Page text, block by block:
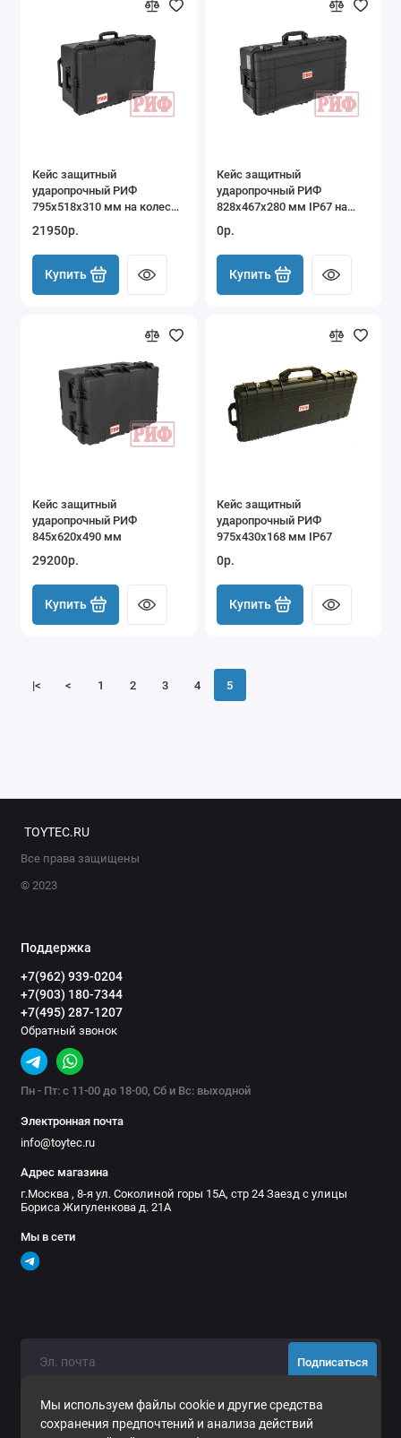
Кейс защитный
ударопрочный РИФ
795x518x310 мм на колесах
IP67
21950р.
Купить
Кейс защитный
ударопрочный РИФ
828х467х280 мм IP67 на
ручкой
0р.
Купить
Кейс защитный
ударопрочный РИФ
845x620x490 мм
29200р.
Купить
Кейс защитный
ударопрочный РИФ
975х430х168 мм IP67
0р.
Купить
|< < 1 2 3 4 5
Мы используем файлы cookie и другие средства
сохранения предпочтений и анализа действий
TOYTEC.RU
Все права защищены
© 2023
Поддержка
+7(962) 939-0204
+7(903) 180-7344
+7(495) 287-1207
Обратный звонок
Пн - Пт: с 11-00 до 18-00, Сб и Вс: выходной
Электронная почта
info@toytec.ru
Адрес магазина
г.Москва , 8-я ул. Соколиной горы 15А, стр 24 Заезд с улицы
Бориса Жигуленкова д. 21А
Мы в сети
Подписаться
Нажимая на кнопку «Подписаться», Вы даетесогласие на
обработку персональных данных.